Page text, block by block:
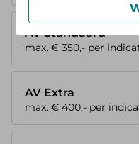
AV Standaard
max. € 350,- per
AV Extra
max. € 400,- per